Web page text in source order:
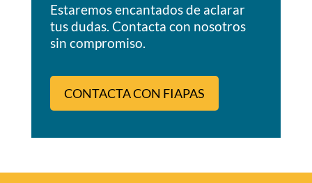
Estaremos encantados de aclarar
tus dudas. Contacta con nosotros
sin compromiso.
CONTACTA CON FIAPAS